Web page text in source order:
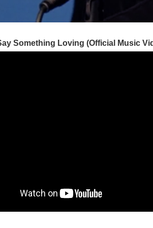
Something Loving (Official Music